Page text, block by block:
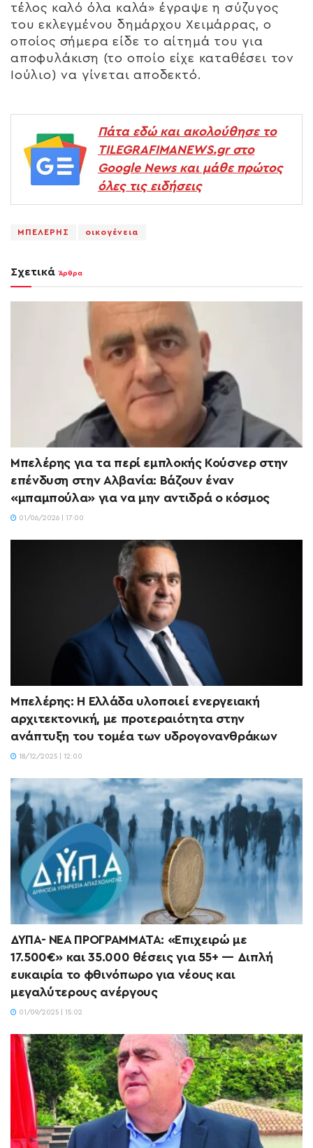
τέλος καλό όλα καλά» έγραψε η σύζυγος
του εκλεγμένου δημάρχου Χειμάρρας, ο
οποίος σήμερα είδε το αίτημά του για
αποφυλάκιση (το οποίο είχε καταθέσει τον
Ιούλιο) να γίνεται αποδεκτό.
Πάτα εδώ και ακολούθησε το
TILEGRAFIMANEWS.gr στο
Google News και μάθε πρώτος
όλες τις ειδήσεις
ΜΠΕΛΕΡΗΣ οικογένεια
Σχετικά Άρθρα
Μπελέρης για τα περί εμπλοκής Κούσνερ στην
επένδυση στην Αλβανία: Bάζουν έναν
«μπαμπούλα» για να μην αντιδρά ο κόσμος
01/06/2026 | 17:00
Μπελέρης: Η Ελλάδα υλοποιεί ενεργειακή
αρχιτεκτονική, με προτεραιότητα στην
ανάπτυξη του τομέα των υδρογονανθράκων
18/12/2025 | 12:00
ΔΥΠΑ- ΝΕΑ ΠΡΟΓΡΑΜΜΑΤΑ: «Επιχειρώ με
17.500€» και 35.000 θέσεις για 55+ — Διπλή
ευκαιρία το φθινόπωρο για νέους και
μεγαλύτερους ανέργους
01/09/2025 | 15:02